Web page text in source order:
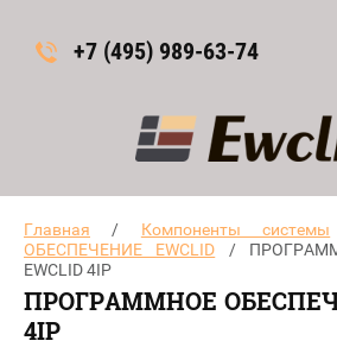
+7 (495) 989-63-74
Главная / Компоненты системы
ОБЕСПЕЧЕНИЕ EWCLID /
EWCLID 4IP
ПРОГРАММНОЕ
4IP